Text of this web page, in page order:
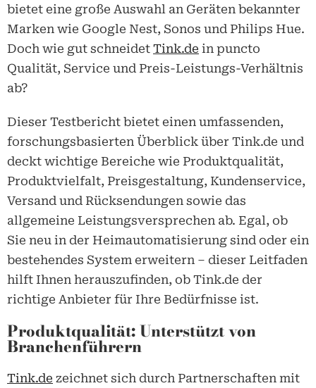
bietet eine große Auswahl an Geräten bekannter
Marken wie Google Nest, Sonos und Philips Hue.
Doch wie gut schneidet Tink.de in puncto
Qualität, Service und Preis-Leistungs-Verhältnis
ab?
Dieser Testbericht bietet einen umfassenden,
forschungsbasierten Überblick über Tink.de und
deckt wichtige Bereiche wie Produktqualität,
Produktvielfalt, Preisgestaltung, Kundenservice,
Versand und Rücksendungen sowie das
allgemeine Leistungsversprechen ab. Egal, ob
Sie neu in der Heimautomatisierung sind oder ein
bestehendes System erweitern – dieser Leitfaden
hilft Ihnen herauszufinden, ob Tink.de der
richtige Anbieter für Ihre Bedürfnisse ist.
Produktqualität: Unterstützt von
Branchenführern
Tink.de zeichnet sich durch Partnerschaften mit